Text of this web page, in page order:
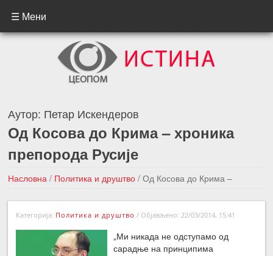
☰ Мени
Аутор: Петар Искендеров
Од Косова до Крима – хроника
препорода Русије
Насловна / Политика и друштво / Од Косова до Крима –
хроника препорода Русије
←Претходна вест
Следећа вест →
Категорија: Политика и друштво / Објављено: 22/03/2014, 15:41
„Ми никада не одступамо од
сарадње на принципима